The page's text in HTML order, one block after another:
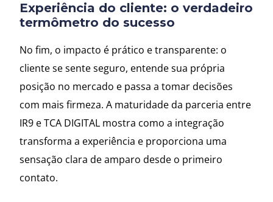
Experiência do cliente: o verdadeiro
termômetro do sucesso
No fim, o impacto é prático e transparente: o
cliente se sente seguro, entende sua própria
posição no mercado e passa a tomar decisões
com mais firmeza. A maturidade da parceria entre
IR9 e TCA DIGITAL mostra como a integração
transforma a experiência e proporciona uma
sensação clara de amparo desde o primeiro
contato.